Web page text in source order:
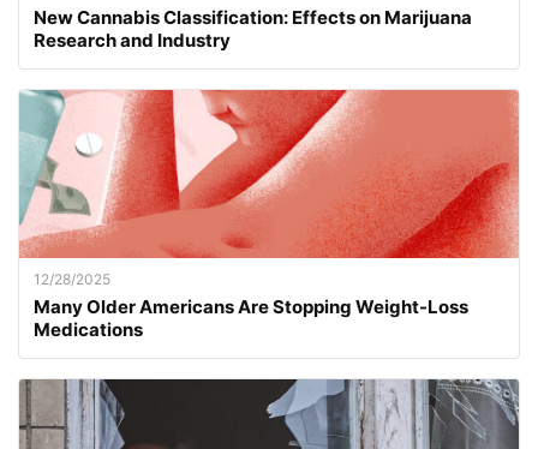
New Cannabis Classification: Effects on Marijuana
Research and Industry
12/28/2025
Many Older Americans Are Stopping Weight-Loss
Medications